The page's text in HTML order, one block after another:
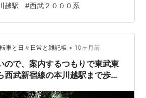
が進められています。 西武新宿線
れる２０００系。一時は西武鉄道の
も多く見られましたが、今はだいぶ
２０００系は２両、４両、６両、８
ンがあり、それらを組み合わせて４
されます。 その為先…
越駅 #西武２０００系
車と日々日常と雑記帳 • 10ヶ月前
ので、案内するつもりで東武東
西武新宿線の本川越駅まで歩い